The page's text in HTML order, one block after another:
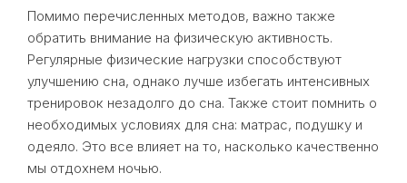
Помимо перечисленных методов, важно также
обратить внимание на физическую активность.
Регулярные физические нагрузки способствуют
улучшению сна, однако лучше избегать интенсивных
тренировок незадолго до сна. Также стоит помнить о
необходимых условиях для сна: матрас, подушку и
одеяло. Это все влияет на то, насколько качественно
мы отдохнем ночью.